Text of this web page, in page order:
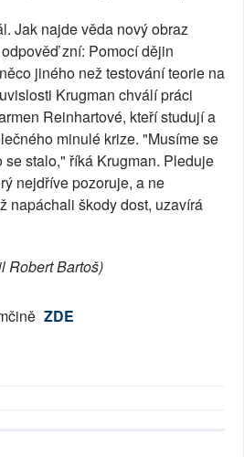
Jak najde věda nový obraz
zní: Pomocí dějin
jiného než testování teorie na
Krugman chválí práci
Reinhartové, kteří studují a
minulé krize. "Musíme se
se stalo," říká Krugman. Pleduje
nejdříve pozoruje, a ne
napáchali škody dost, uzavírá
Robert Bartoš)
ZDE